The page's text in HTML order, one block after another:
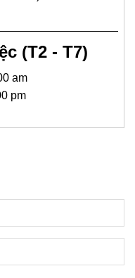
(T2 - T7)
am
pm